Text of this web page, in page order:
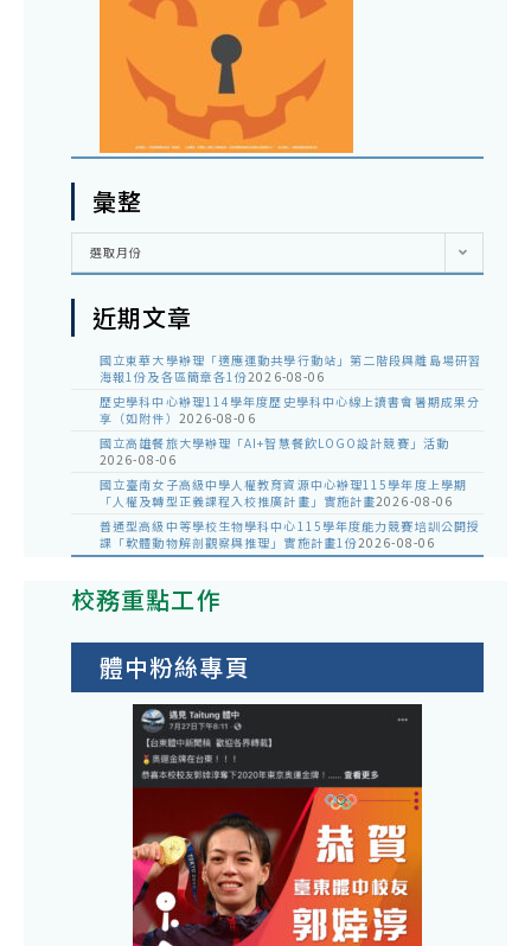
彙整
彙
選取月份
近期文章
國立東華大學辦理「適應運動共學行動站」第二階段與離島場研習
海報1份及各區簡章各1份2026-08-06
歷史學科中心辦理114學年度歷史學科中心線上讀書會暑期成果分
享（如附件） 2026-08-06
國立高雄餐旅大學辦理「AI+智慧餐飲LOGO設計競賽」活動
2026-08-06
國立臺南女子高級中學人權教育資源中心辦理115學年度上學期
「人權及轉型正義課程入校推廣計畫」實施計畫2026-08-06
普通型高級中等學校生物學科中心115學年度能力競賽培訓公開授
課「軟體動物解剖觀察與推理」實施計畫1份2026-08-06
校務重點工作
體中粉絲專頁